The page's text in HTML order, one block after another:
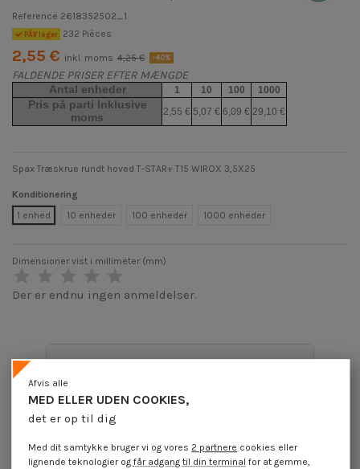
Reference 2618352502_1
PÃ¥ lager 232 Pièces
2,55 € inkl. moms 4,25 € -40%
FALDENDE PRISER EFTER MÆNGDE
Antal enheder 1 10 100 1000
Pris på parti Inklusive
moms
2,55 € 5,07 € 6,09 € 29,10 €
Spax Træskrue rundt hoved T-STAR+ T15 WIROX 3,5X25
Konditionering
1 enhed
10 enheder 100 enheder 1000 enheder
Dimensioner vist i millimeter (mm)
Der er endnu ingen anmeldelser.
Beskrivelse
MED ELLER UDEN COOKIES,
det er op til dig
Afvis alle
Med dit samtykke bruger vi og vores 2 partnere cookies eller
lignende teknologier ogfår adgang til din terminal for at gemme,